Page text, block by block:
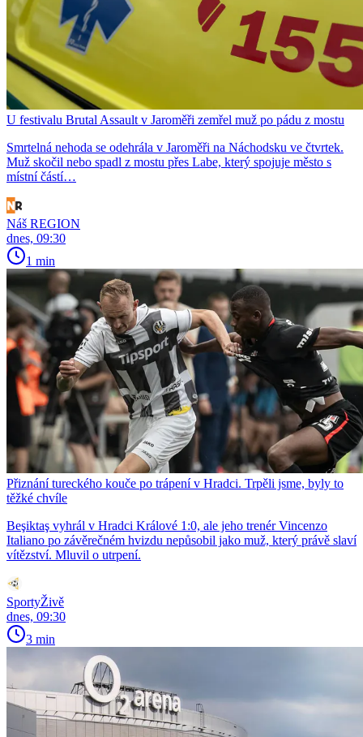
U festivalu Brutal Assault v Jaroměři zemřel muž po pádu z mostu
Smrtelná nehoda se odehrála v Jaroměři na Náchodsku ve čtvrtek.
Muž skočil nebo spadl z mostu přes Labe, který spojuje město s
místní částí…
Náš REGION
dnes, 09:30
1 min
Přiznání tureckého kouče po trápení v Hradci. Trpěli jsme, byly to
těžké chvíle
Beşiktaş vyhrál v Hradci Králové 1:0, ale jeho trenér Vincenzo
Italiano po závěrečném hvizdu nepůsobil jako muž, který právě slaví
vítězství. Mluvil o utrpení.
SportyŽivě
dnes, 09:30
3 min